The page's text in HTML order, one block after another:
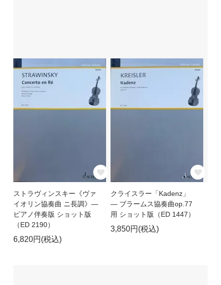
ストラヴィンスキー《ヴァ
イオリン協奏曲 ニ長調》―
ピアノ伴奏版 ショット版
（ED 2190）
6,820円(税込)
クライスラー「Kadenz」
― ブラームス協奏曲op.77
用 ショット版（ED 1447）
3,850円(税込)